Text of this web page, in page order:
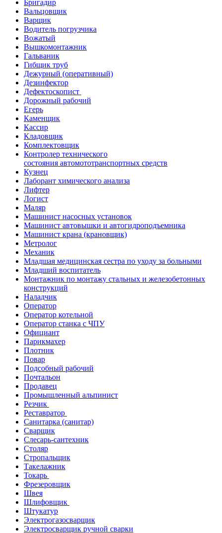
Бригадир
Вальцовщик
Варщик
Водитель погрузчика
Вожатый
Вышкомонтажник
Гальваник
Гибщик труб
Дежурный (оперативный)
Дезинфектор
Дефектоскопист
Дорожный рабочий
Егерь
Каменщик
Кассир
Кладовщик
Комплектовщик
Контролер технического
состояния автомототранспортных средств
Кузнец
Лаборант химического анализа
Лифтер
Логист
Маляр
Машинист насосных установок
Машинист автовышки и автогидроподъемника
Машинист крана (крановщик)
Метролог
Механик
Младшая медицинская сестра по уходу за больными
Младший воспитатель
Монтажник по монтажу стальных и железобетонных
конструкций
Наладчик
Оператор
Оператор котельной
Оператор станка с ЧПУ
Официант
Парикмахер
Плотник
Повар
Подсобный рабочий
Почтальон
Продавец
Промышленный альпинист
Резчик
Реставратор
Санитарка (санитар)
Сварщик
Слесарь-сантехник
Столяр
Стропальщик
Такелажник
Токарь
Фрезеровщик
Швея
Шлифовщик
Штукатур
Электрогазосварщик
Электросварщик ручной сварки